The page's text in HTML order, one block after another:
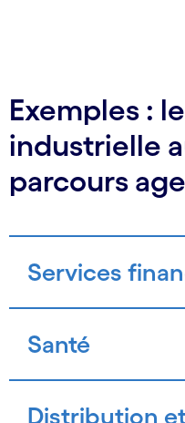
Exemples :
industrielle
parcours
Services
Santé
Distribution